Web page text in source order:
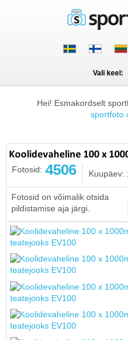
Vali keel:
Hei! Esmakordselt
Koolidevaheline 100 x
Fotosid: 4506 Kuupäev:
Fotosid on võimalik otsida
pildistamise aja järgi.